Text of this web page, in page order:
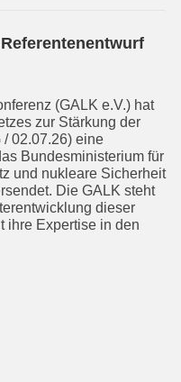
(GALK e.V.) hat
zur Stärkung der
/ 02.07.26) eine
Bundesministerium für
und nukleare Sicher­heit
Die GALK steht
dieser
ihre Expertise in den